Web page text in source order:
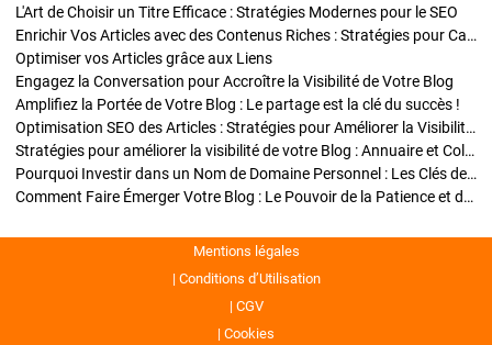
L'Art de Choisir un Titre Efficace : Stratégies Modernes pour le SEO
Enrichir Vos Articles avec des Contenus Riches : Stratégies pour Captiver et Optimiser
Optimiser vos Articles grâce aux Liens
Engagez la Conversation pour Accroître la Visibilité de Votre Blog
Amplifiez la Portée de Votre Blog : Le partage est la clé du succès !
Optimisation SEO des Articles : Stratégies pour Améliorer la Visibilité de Votre Blog
Stratégies pour améliorer la visibilité de votre Blog : Annuaire et Collaborations
Pourquoi Investir dans un Nom de Domaine Personnel : Les Clés de la Réussite de Votre Blog
Comment Faire Émerger Votre Blog : Le Pouvoir de la Patience et de la Persévérance
Mentions légales
Conditions d’Utilisation
CGV
Cookies